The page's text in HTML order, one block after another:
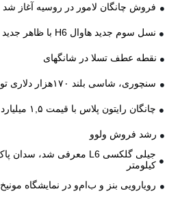
فروش چانگان لامور در روسیه آغاز شد
نسل سوم جدید هاوال H6 با ظاهر جدید و موتور قوی تر
نقطه عطف تسلا در شانگهای
سنچوری، شاسی بلند ۱۷۰هزار دلاری تویوتا
چانگان رایتون پلاس با قیمت ۱,۵ میلیارد تومان در بازار بین المللی
رشد فروش ولوو
کیلومتر
رویارویی بنز و ب‌ام‌و در نمایشگاه مونیخ